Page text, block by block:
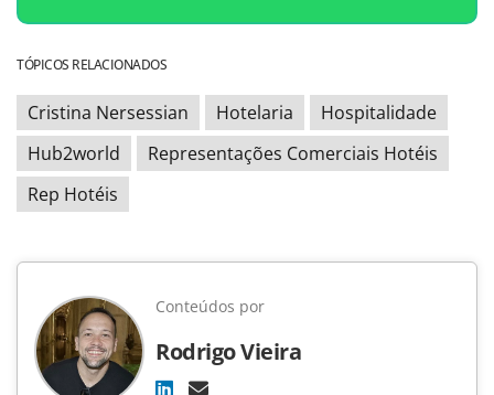
TÓPICOS RELACIONADOS
Cristina Nersessian Hotelaria
Hospitalidade
Hub2world
Representações Comerciais Hotéis
Rep Hotéis
Conteúdos por
Rodrigo Vieira